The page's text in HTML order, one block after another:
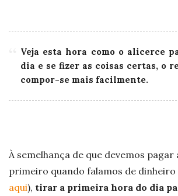
Veja esta hora como o alicerce
dia e se fizer as coisas certas, o
compor-se mais facilmente.
À semelhança de que devemos
primeiro quando falamos de dinheiro
aqui), tirar a primeira hora do dia